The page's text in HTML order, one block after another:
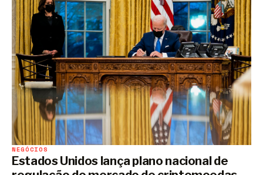
NEGÓCIOS
Estados Unidos lança plano nacional de